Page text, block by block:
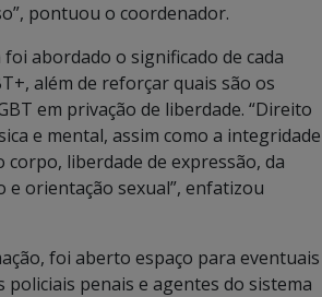
pontuou o coordenador.
abordado o significado de cada
além de reforçar quais são os
em privação de liberdade. “Direito
e mental, assim como a integridade
corpo, liberdade de expressão, da
e orientação sexual”, enfatizou
foi aberto espaço para eventuais
penais e agentes do sistema